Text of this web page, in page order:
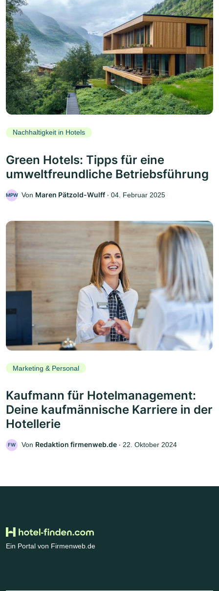
Nachhaltigkeit in Hotels
Green Hotels: Tipps für eine
umweltfreundliche Betriebsführung
MPW Von Maren Pätzold-Wulff ‧ 04. Februar 2025
Marketing & Personal
Kaufmann für Hotelmanagement:
Deine kaufmännische Karriere in der
Hotellerie
FW Von Redaktion firmenweb.de ‧ 22. Oktober 2024
Ein Portal von Firmenweb.de